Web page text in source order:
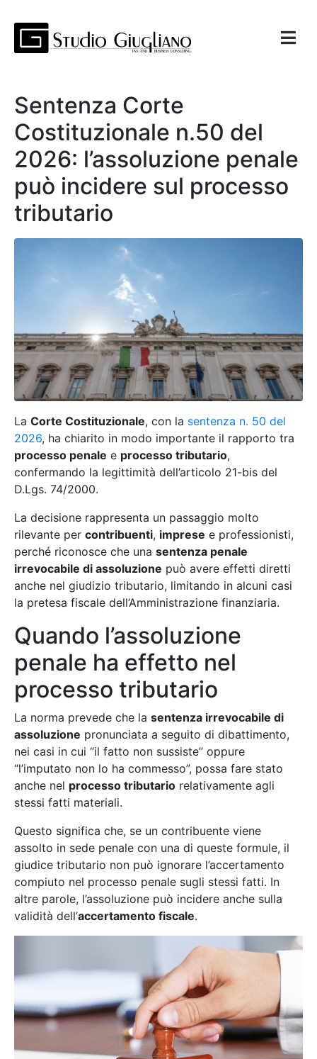
Sentenza Corte
Costituzionale n.50 del
2026: l’assoluzione penale
può incidere sul processo
tributario
La Corte Costituzionale, con la sentenza n. 50 del
2026, ha chiarito in modo importante il rapporto tra
processo penale e processo tributario,
confermando la legittimità dell’articolo 21-bis del
D.Lgs. 74/2000.
La decisione rappresenta un passaggio molto
rilevante per contribuenti, imprese e professionisti,
perché riconosce che una sentenza penale
irrevocabile di assoluzione può avere effetti diretti
anche nel giudizio tributario, limitando in alcuni casi
la pretesa fiscale dell’Amministrazione finanziaria.
Quando l’assoluzione
penale ha effetto nel
processo tributario
La norma prevede che la sentenza irrevocabile di
assoluzione pronunciata a seguito di dibattimento,
nei casi in cui “il fatto non sussiste” oppure
“l’imputato non lo ha commesso”, possa fare stato
anche nel processo tributario relativamente agli
stessi fatti materiali.
Questo significa che, se un contribuente viene
assolto in sede penale con una di queste formule, il
giudice tributario non può ignorare l’accertamento
compiuto nel processo penale sugli stessi fatti. In
altre parole, l’assoluzione può incidere anche sulla
validità dell’accertamento fiscale.